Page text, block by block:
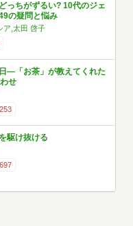
っちがずるい? 10代のジェ
の疑問と悩み
ア,太田 啓子
―「お茶」が教えてくれた
せ
駆け抜ける